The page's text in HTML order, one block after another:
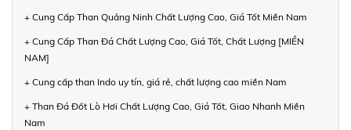
+ Cung Cấp Than Quảng Ninh Chất Lượng Cao, Giá Tốt Miền Nam
+ Cung Cấp Than Đá Chất Lượng Cao, Giá Tốt, Chất Lượng [MIỀN
NAM]
+ Cung cấp than Indo uy tín, giá rẻ, chất lượng cao miền Nam
+ Than Đá Đốt Lò Hơi Chất Lượng Cao, Giá Tốt, Giao Nhanh Miền
Nam